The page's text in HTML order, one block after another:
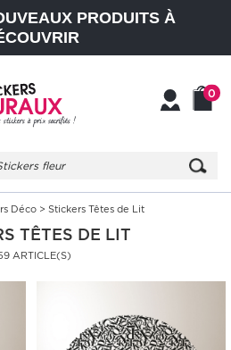
PRODUITS À
0
Déco > Stickers Têtes de Lit
TÊTES DE LIT
ARTICLE(S)